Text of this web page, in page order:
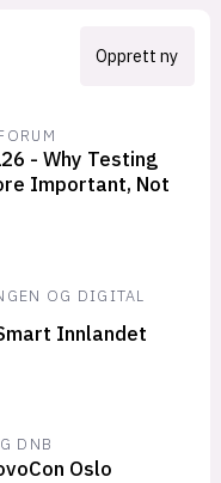
Opprett ny
- Why Testing
Important, Not
OG DIGITAL
Innlandet
DNB
Oslo